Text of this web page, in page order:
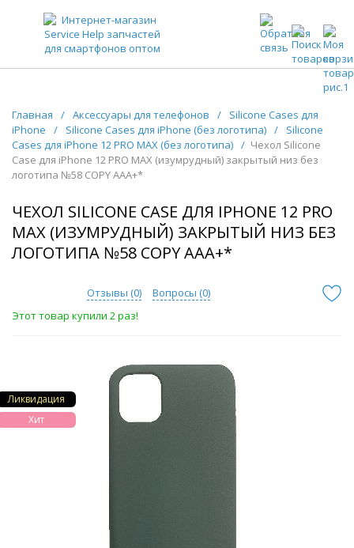
ЗАПЧАСТИ ДЛЯ ТЕЛЕФОНОВ ОПТОМ
Главная / Аксессуары для телефонов /
Silicone Cases для
iPhone
/ Silicone Cases для iPhone (без логотипа) /
Silicone
Cases для iPhone 12 PRO MAX (без логотипа) / Чехол Silicone
Case для iPhone 12 PRO MAX (изумрудный) закрытый низ без
логотипа №58 COPY AAA+*
ЧЕХОЛ SILICONE CASE ДЛЯ IPHONE 12 PRO
MAX (ИЗУМРУДНЫЙ) ЗАКРЫТЫЙ НИЗ БЕЗ
ЛОГОТИПА №58 COPY AAA+*
Отзывы (0) Вопросы (0)
Этот товар купили 2 раз!
Ликвидация
Хит